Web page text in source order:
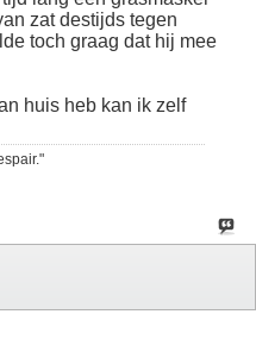
zat destijds tegen
toch graag dat hij mee
huis heb kan ik zelf